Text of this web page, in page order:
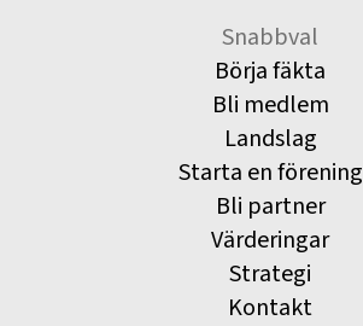
Snabbval
Börja fäkta
Bli medlem
Landslag
Starta en förening
Bli partner
Värderingar
Strategi
Kontakt